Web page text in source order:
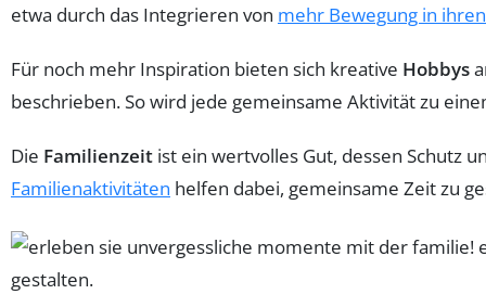
etwa durch das Integrieren von mehr Bewegung in
Für noch mehr Inspiration bieten sich kreative Hobbys
beschrieben. So wird jede gemeinsame Aktivität zu
Die Familienzeit ist ein wertvolles Gut, dessen Schutz
Familienaktivitäten helfen dabei, gemeinsame Zeit zu